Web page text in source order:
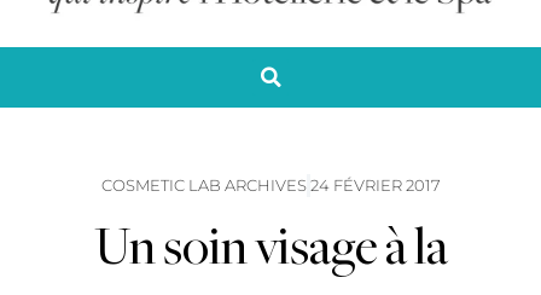
COSMETIC LAB ARCHIVES 24 FÉVRIER 2017
Un soin visage à la